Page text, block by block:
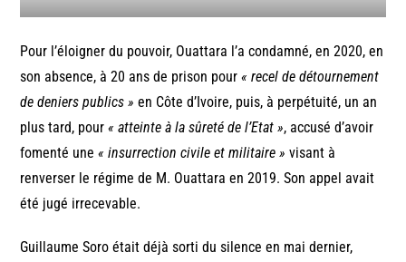
Pour l’éloigner du pouvoir, Ouattara l’a condamné, en 2020, en
son absence, à 20 ans de prison pour« recel de détournement
de deniers publics » en Côte d’Ivoire, puis, à perpétuité, un an
plus tard, pour« atteinte à la sûreté de l’Etat », accusé d’avoir
fomenté une« insurrection civile et militaire » visant à
renverser le régime de M. Ouattara en 2019. Son appel avait
été jugé irrecevable.
Guillaume Soro était déjà sorti du silence en mai dernier,